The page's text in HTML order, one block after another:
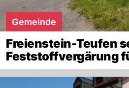
Gemeinde
Freienstein-Teufen
Feststoffvergärung